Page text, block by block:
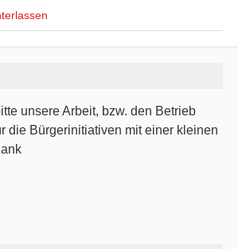
unsere Arbeit, bzw. den Betrieb
die Bürgerinitiativen mit einer kleinen